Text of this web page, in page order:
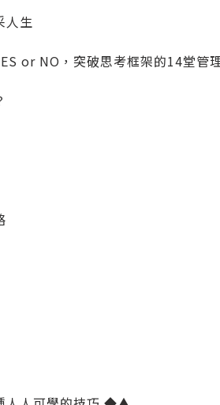
人生
or NO，突破思考框架的14堂管